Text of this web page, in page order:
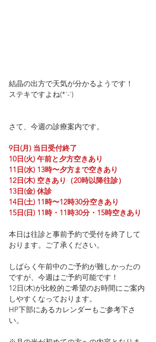
結晶の出方で天気が分かるようです！
ステキですよね(*´-`)
さて、今週の診療案内です。
9日(月) 当日受付終了
10日(火) 午前と夕方空きあり
11日(水) 13時〜夕方まで空きあり
12日(木) 空きあり（20時以降往診）
13日(金) 休診
14日(土) 11時〜12時30分空きあり
15日(日) 11時・11時30分・15時空きあり
本日は往診と事前予約で受付を終了して
おります。ご了承ください。
しばらく午前中のご予約が難しかったの
ですが、今週はご予約可能です！
12日(木)が比較的ご希望のお時間にご案内
しやすくなっております。
HP下部にあるカレンダーもご参考下さ
い。